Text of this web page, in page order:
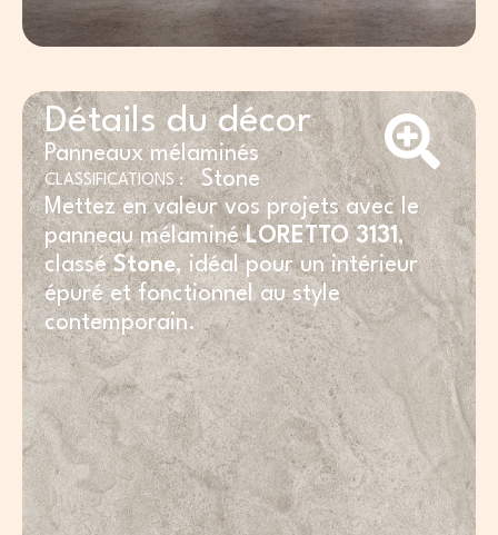
Détails du décor
Panneaux mélaminés
CLASSIFICATIONS :
Stone
Mettez en valeur vos projets avec le
panneau mélaminéLORETTO 3131,
classéStone, idéal pour un intérieur
épuré et fonctionnel au style
contemporain.